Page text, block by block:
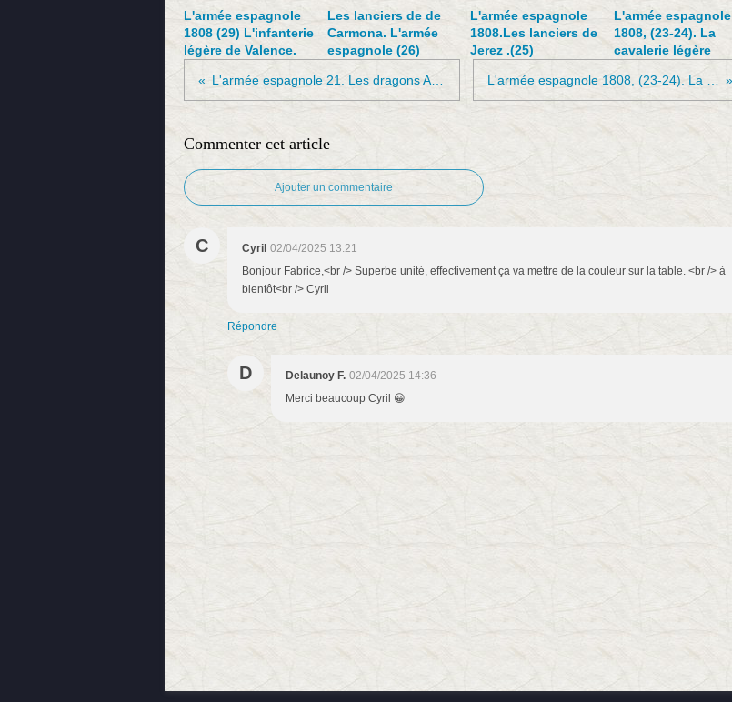
L'armée espagnole
1808 (29) L'infanterie
légère de Valence.
Les lanciers de de
Carmona. L'armée
espagnole (26)
L'armée espagnole
1808.Les lanciers de
Jerez .(25)
L'armée espagnole
1808, (23-24). La
cavalerie légère
Commenter cet article
Ajouter un commentaire
C Cyril 02/04/2025 13:21
Bonjour Fabrice,<br /> Superbe unité, effectivement ça va mettre de la couleur sur la table. <br /> à
bientôt<br /> Cyril
Répondre
D Delaunoy F. 02/04/2025 14:36
Merci beaucoup Cyril 😀